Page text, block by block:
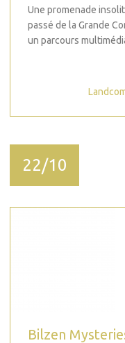
Une promenade
passé de la Grande
un parcours
22/10
Bilzen